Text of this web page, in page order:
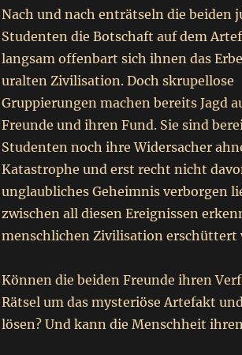
Nach und nach enträtseln die beiden
Studenten die Botschaft auf dem
langsam offenbart sich ihnen das
uralten Zivilisation. Doch skrupellose
Gruppierungen machen bereits Jagd
Freunde und ihren Fund. Sie sind
Studenten noch ihre Widersacher
Katastrophe und erst recht nicht
unglaubliches Geheimnis verborgen
zwischen all diesen Ereignissen
menschlichen Zivilisation erschüttert
Können die beiden Freunde ihren
Rätsel um das mysteriöse Artefakt
lösen? Und kann die Menschheit